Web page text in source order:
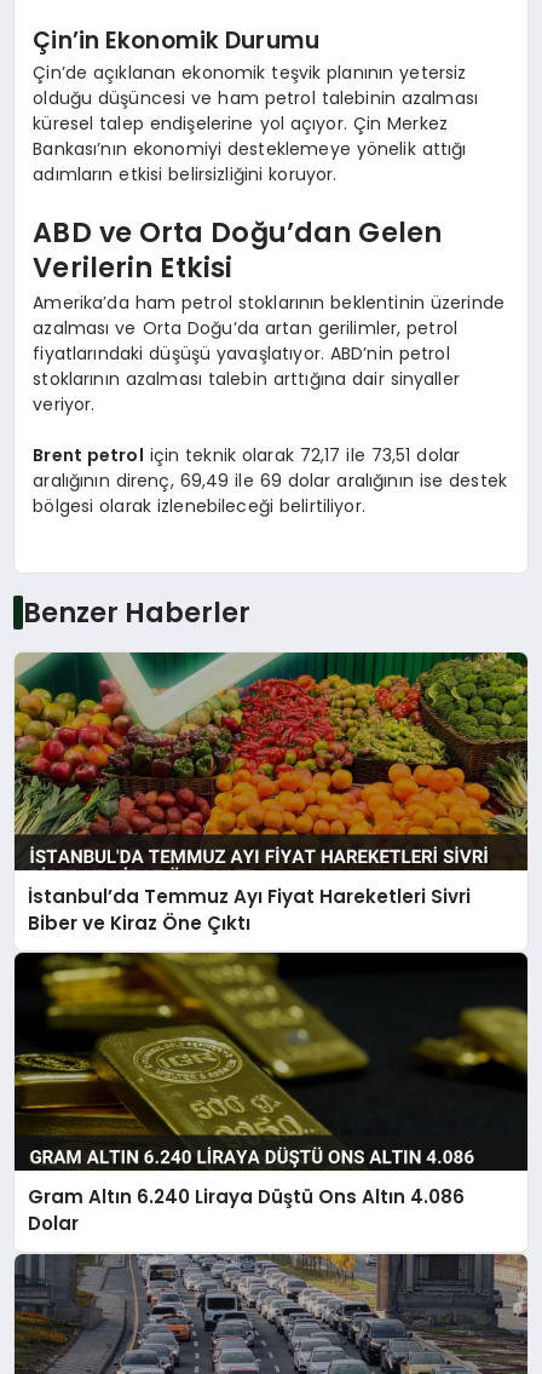
Çin’in Ekonomik Durumu
Çin’de açıklanan ekonomik teşvik planının yetersiz
olduğu düşüncesi ve ham petrol talebinin azalması
küresel talep endişelerine yol açıyor. Çin Merkez
Bankası’nın ekonomiyi desteklemeye yönelik attığı
adımların etkisi belirsizliğini koruyor.
ABD ve Orta Doğu’dan Gelen
Verilerin Etkisi
Amerika’da ham petrol stoklarının beklentinin üzerinde
azalması ve Orta Doğu’da artan gerilimler, petrol
fiyatlarındaki düşüşü yavaşlatıyor. ABD’nin petrol
stoklarının azalması talebin arttığına dair sinyaller
veriyor.
Brent petrol için teknik olarak 72,17 ile 73,51 dolar
aralığının direnç, 69,49 ile 69 dolar aralığının ise destek
bölgesi olarak izlenebileceği belirtiliyor.
Benzer Haberler
İstanbul’da Temmuz Ayı Fiyat Hareketleri Sivri
Biber ve Kiraz Öne Çıktı
Gram Altın 6.240 Liraya Düştü Ons Altın 4.086
Dolar